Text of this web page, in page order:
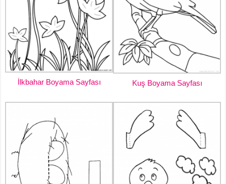
İlkbahar Boyama Sayfası Kuş Boyama Sayfası